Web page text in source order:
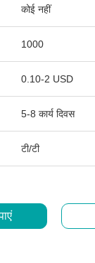
कोई नहीं
1000
0.10-2 USD
5-8 कार्य दिवस
टी/टी